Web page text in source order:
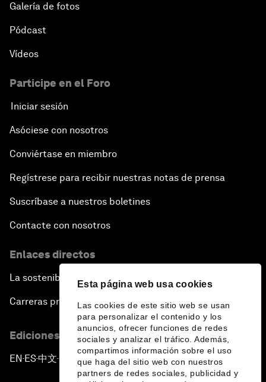
Esta página web usa cookies
Las cookies de este sitio web se usan
para personalizar el contenido y los
anuncios, ofrecer funciones de redes
sociales y analizar el tráfico. Además,
compartimos información sobre el uso
que haga del sitio web con nuestros
partners de redes sociales, publicidad y
Galería de fotos
Pódcast
Vídeos
Participe en el Foro
Iniciar sesión
Asóciese con nosotros
Conviértase en miembro
Regístrese para recibir nuestras notas de prensa
Suscríbase a nuestros boletines
Contacte con nosotros
Enlaces directos
La sostenibilidad en el Foro
Carreras profesionales
Ediciones en otros idiomas
EN ▪ ES▪中文▪ 日本語